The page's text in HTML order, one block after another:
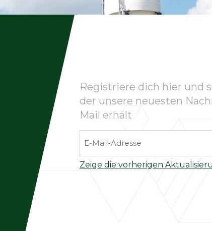
Registriere dich hier und
der unsere neuesten
Mail erhält
Zeige die vorherigen